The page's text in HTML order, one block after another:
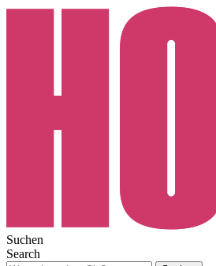
Suchen
Search